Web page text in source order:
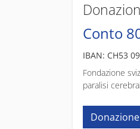
Conto
IBAN: CH53
Fondazione
paralisi
Donazione